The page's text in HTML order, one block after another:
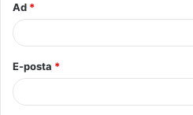
Ad *
E-posta *